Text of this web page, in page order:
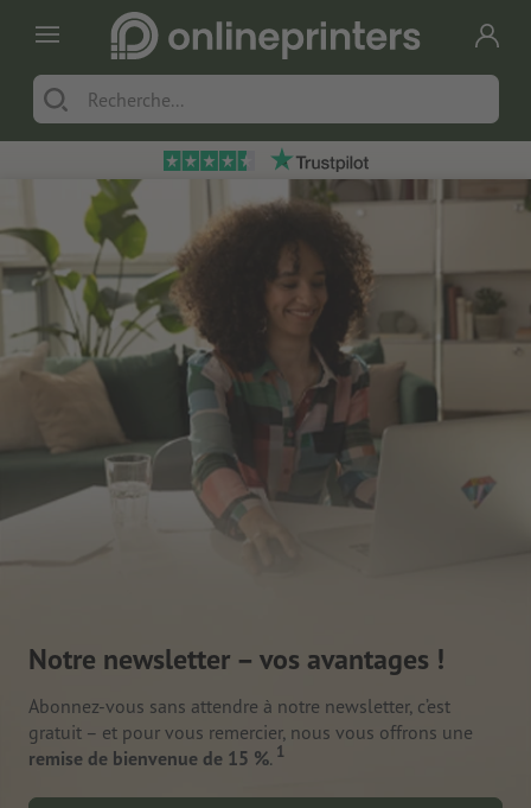
Notre newsletter – vos avantages !
Abonnez-vous sans attendre à notre newsletter, c’est
gratuit – et pour vous remercier, nous vous offrons une
remise de bienvenue de 15 %. 1